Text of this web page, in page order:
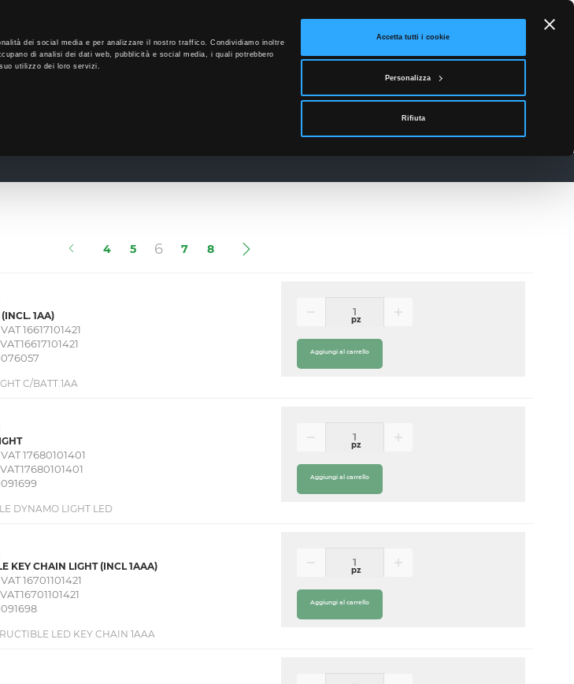
dei social media e per analizzare il nostro traffico. Condividiamo inoltre
di analisi dei dati web, pubblicità e social media, i quali potrebbero
utilizzo dei loro servizi.
Accetta tutti i cookie
Personalizza
Rifiuta
Accedi
News Contatti
4 5 6(current)
7 8
1AA)
VAT 16617101421
VAT16617101421
C/BATT.1AA
pz
Aggiungi al carrello
VAT 17680101401
VAT17680101401
DYNAMO LIGHT LED
pz
Aggiungi al carrello
KEY CHAIN LIGHT (INCL 1AAA)
VAT 16701101421
VAT16701101421
LED KEY CHAIN 1AAA
pz
Aggiungi al carrello